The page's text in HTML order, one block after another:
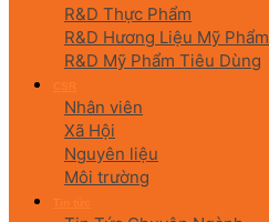
R&D Thực Phẩm
R&D Hương Liệu Mỹ Phẩm
R&D Mỹ Phẩm Tiêu Dùng
Nhân viên
Xã Hội
Nguyên liệu
Môi trường